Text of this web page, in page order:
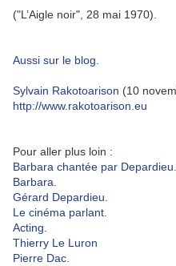
("L’Aigle noir", 28 mai 1970).
Aussi sur le blog.
Sylvain Rakotoarison (10
http://www.rakotoarison.eu
Pour aller plus loin :
Barbara chantée par Depardieu.
Barbara.
Gérard Depardieu.
Le cinéma parlant.
Acting.
Thierry Le Luron
Pierre Dac.